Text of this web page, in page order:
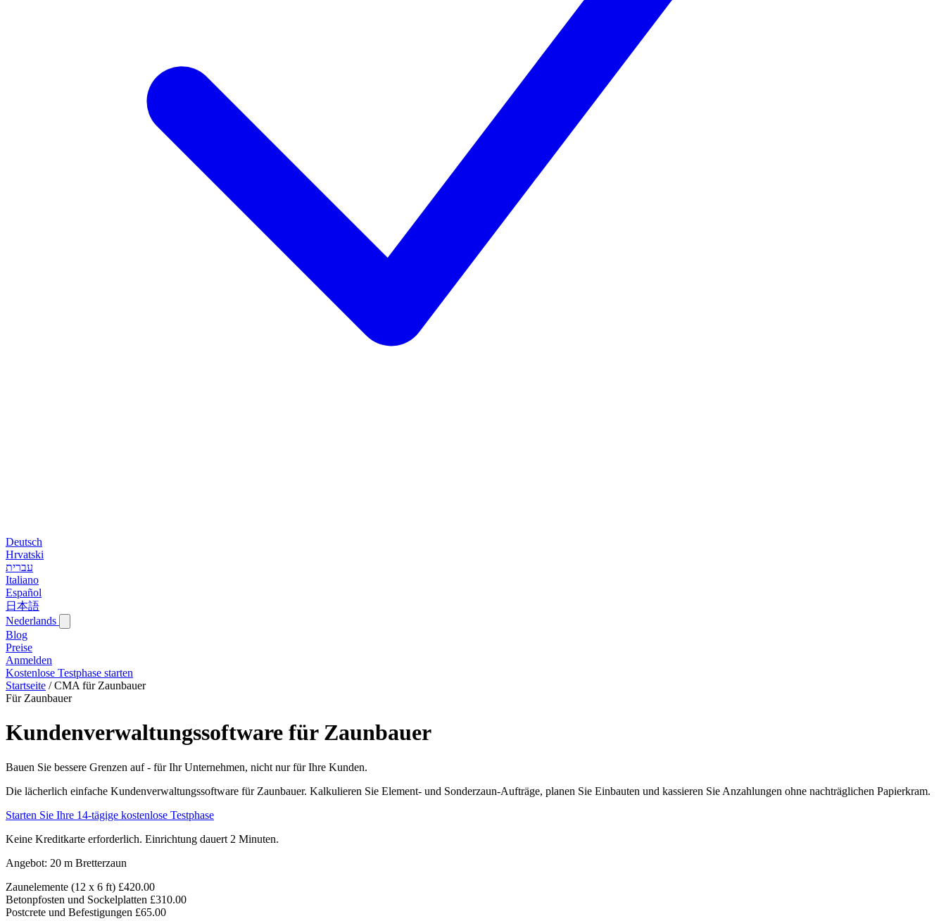
Deutsch
Hrvatski
עברית
Italiano
Español
日本語
Nederlands
Blog‎
Preise
Anmelden
Kostenlose Testphase starten
Startseite / CMA für Zaunbauer
Für Zaunbauer
Kundenverwaltungssoftware für Zaunbauer
Bauen Sie bessere Grenzen auf - für Ihr Unternehmen, nicht nur für Ihre Kunden.
Die lächerlich einfache Kundenverwaltungssoftware für Zaunbauer. Kalkulieren Sie Element- und Sonderzaun-Aufträge, planen Sie Einbauten und kassieren Sie Anzahlungen ohne nachträglichen Papierkram.
Starten Sie Ihre 14-tägige kostenlose Testphase
Keine Kreditkarte erforderlich. Einrichtung dauert 2 Minuten.
Angebot: 20 m Bretterzaun
Zaunelemente (12 x 6 ft) £420.00
Betonpfosten und Sockelplatten £310.00
Postcrete und Befestigungen £65.00